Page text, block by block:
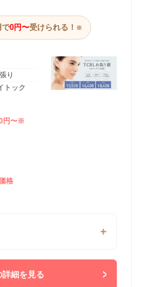
で0円〜受けられる！ ※
り
トック
円〜※
格
詳細を見る